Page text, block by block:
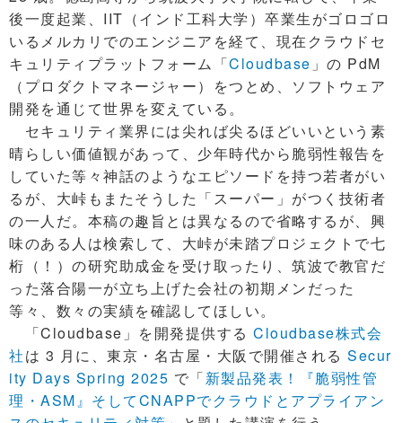
後一度起業、IIT（インド工科大学）卒業生がゴロゴロ
いるメルカリでのエンジニアを経て、現在クラウドセ
キュリティプラットフォーム「Cloudbase 」の PdM
（プロダクトマネージャー）をつとめ、ソフトウェア
開発を通じて世界を変えている。
セキュリティ業界には尖れば尖るほどいいという素
晴らしい価値観があって、少年時代から脆弱性報告を
していた等々神話のようなエピソードを持つ若者がい
るが、大峠もまたそうした「スーパー」がつく技術者
の一人だ。本稿の趣旨とは異なるので省略するが、興
味のある人は検索して、大峠が未踏プロジェクトで七
桁（！）の研究助成金を受け取ったり、筑波で教官だ
った落合陽一が立ち上げた会社の初期メンだった
等々、数々の実績を確認してほしい。
「Cloudbase」を開発提供する Cloudbase株式会
社は 3 月に、東京・名古屋・大阪で開催される Secur
ity Days Spring 2025 で「新製品発表！『脆弱性管
理・ASM』そしてCNAPPでクラウドとアプライアン